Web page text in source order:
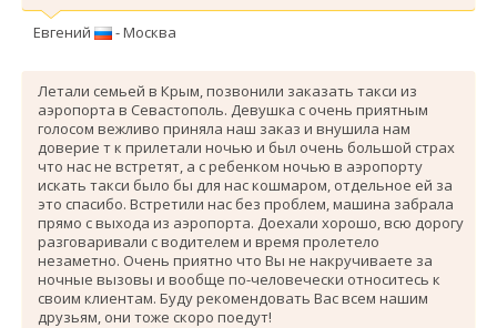
Евгений - Москва
Летали семьей в Крым, позвонили заказать такси из
аэропорта в Севастополь. Девушка с очень приятным
голосом вежливо приняла наш заказ и внушила нам
доверие т к прилетали ночью и был очень большой страх
что нас не встретят, а с ребенком ночью в аэропорту
искать такси было бы для нас кошмаром, отдельное ей за
это спасибо. Вcтретили нас без проблем, машина забрала
прямо с выхода из аэропорта. Доехали хорошо, всю дорогу
разговаривали с водителем и время пролетело
незаметно. Очень приятно что Вы не накручиваете за
ночные вызовы и вообще по-человечески относитесь к
своим клиентам. Буду рекомендовать Вас всем нашим
друзьям, они тоже скоро поедут!